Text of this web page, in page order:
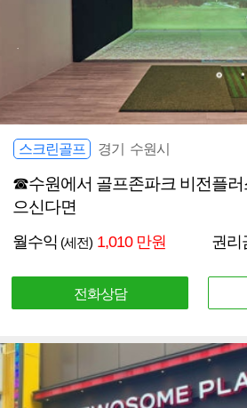
스크린골프 경기 수원시
☎수원에서 골프존파크 비전플러
으신다면
월수익 (세전) 1,010 만원 권리
전화상담